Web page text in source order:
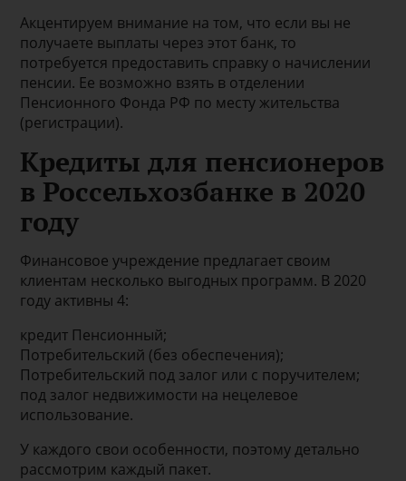
Акцентируем внимание на том, что если вы не
получаете выплаты через этот банк, то
потребуется предоставить справку о начислении
пенсии. Ее возможно взять в отделении
Пенсионного Фонда РФ по месту жительства
(регистрации).
Кредиты для пенсионеров
в Россельхозбанке в 2020
году
Финансовое учреждение предлагает своим
клиентам несколько выгодных программ. В 2020
году активны 4:
кредит Пенсионный;
Потребительский (без обеспечения);
Потребительский под залог или с поручителем;
под залог недвижимости на нецелевое
использование.
У каждого свои особенности, поэтому детально
рассмотрим каждый пакет.